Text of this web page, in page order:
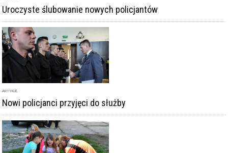
Uroczyste ślubowanie nowych policjantów
ARTYKUŁ
Nowi policjanci przyjęci do służby